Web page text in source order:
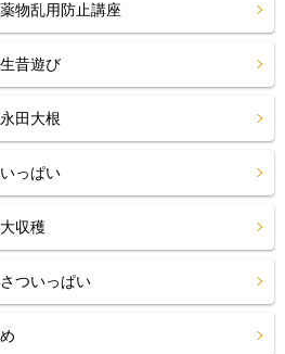
物乱用防止講座
昔遊び
田大根
っぱい
収穫
ついっぱい